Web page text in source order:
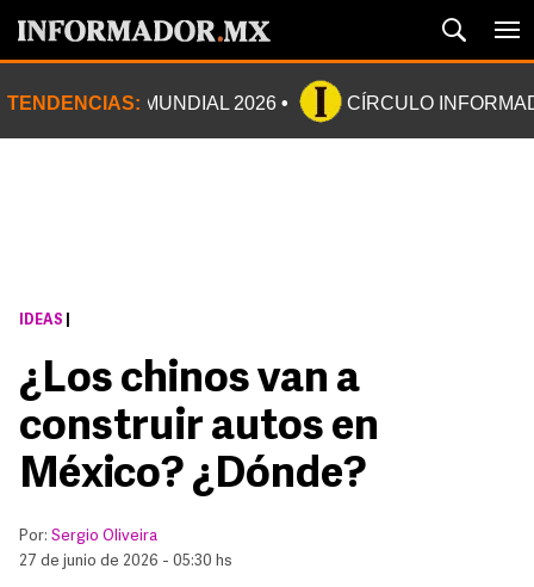
TENDENCIAS: MUNDIAL 2026 CÍRCULO
IDEAS
¿Los chinos van a
construir autos en
México? ¿Dónde?
Por: Sergio Oliveira
27 de junio de 2026 - 05:30 hs